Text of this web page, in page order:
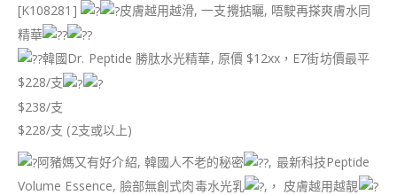
[K108281]
皮膚越用越滑, 一支攪掂曬, 唔駛再搽爽膚水同
精華
韓國Dr. Peptide 勝肽水光精華, 原價 $12xx，E7街坊價最平
$228/支
$238/支
$228/支 (2支或以上)
阿豬媽又有好介紹, 韓國人不老的秘密
, 最新科技Peptide
Volume Essence, 臉部無創式肉毒水光乳
,， 皮膚越用越靚